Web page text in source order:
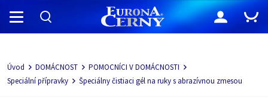
Navigácia
Úvod DOMÁCNOST
POMOCNÍCI V DOMÁCNOSTI
Speciální přípravky
Špeciálny čistiaci gél na ruky s abrazívnou zmesou